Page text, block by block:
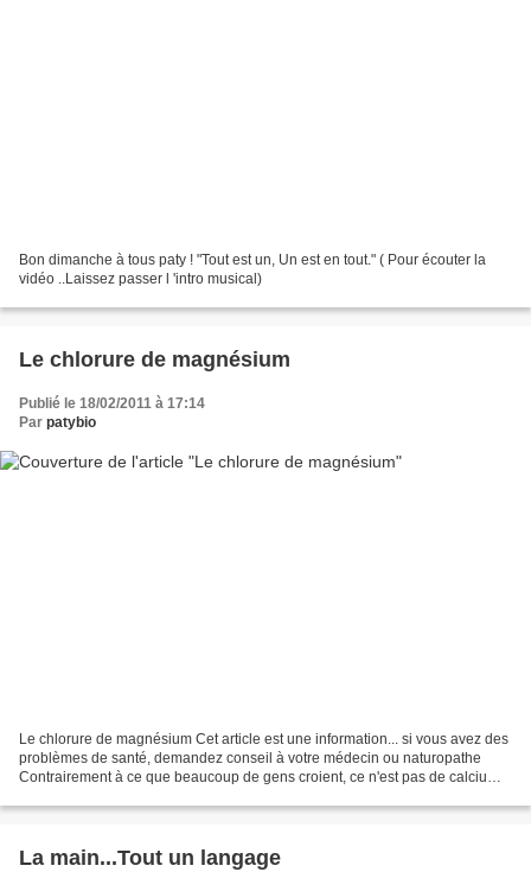
Bon dimanche à tous paty ! "Tout est un, Un est en tout." ( Pour écouter la
vidéo ..Laissez passer l 'intro musical)
Le chlorure de magnésium
Publié le 18/02/2011 à 17:14
Par patybio
Le chlorure de magnésium Cet article est une information... si vous avez des
problèmes de santé, demandez conseil à votre médecin ou naturopathe
Contrairement à ce que beaucoup de gens croient, ce n'est pas de calcium
La main...Tout un langage